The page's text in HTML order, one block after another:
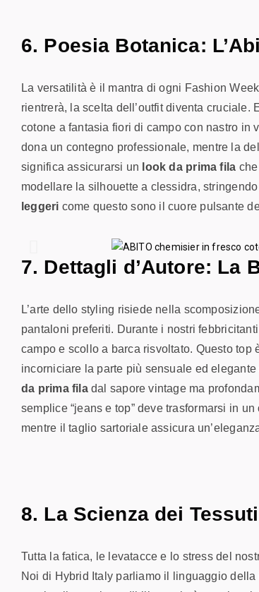
6. Poesia Botanica:
La versatilità è il mantra di ogni Fashion
rientrerà, la scelta dell’outfit diventa
cotone a fantasia fiori di campo con nastro in
dona un contegno professionale, mentre la
significa assicurarsi un look da prima fila
modellare la silhouette a clessidra,
leggeri come questo sono il cuore pulsante
7. Dettagli d’Autore: La
L’arte dello styling risiede nella
pantaloni preferiti. Durante i nostri
campo e scollo a barca risvoltato. Questo top
incorniciare la parte più sensuale ed
da prima filadal sapore vintage ma
semplice “jeans e top” deve trasformarsi in
mentre il taglio sartoriale assicura
8. La Scienza dei
Tutta la fatica, le levatacce e lo stress del
Noi di Hybrid Italy parliamo il linguaggio